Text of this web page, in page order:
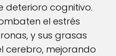
deterioro cognitivo.
el estrés
y sus grasas
cerebro, mejorando